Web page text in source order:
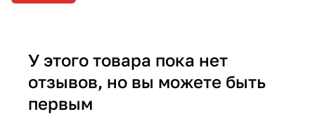
У этого товара пока нет
отзывов, но вы можете быть
первым